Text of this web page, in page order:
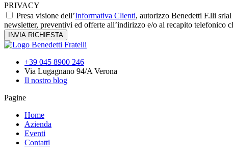
PRIVACY
Presa visione dell’Informativa Clienti, autorizzo Benedetti F.lli
newsletter, preventivi ed offerte all’indirizzo e/o al recapito telefonico
INVIA RICHIESTA
+39 045 8900 246
Via Lugagnano 94/A Verona
Il nostro blog
Pagine
Home
Azienda
Eventi
Contatti